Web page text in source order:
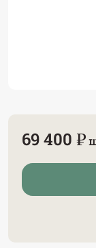
69 400 ₽